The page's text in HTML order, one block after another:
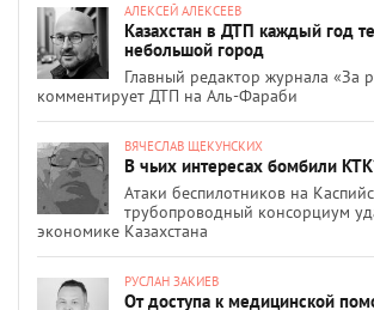
АЛЕКСЕЙ АЛЕКСЕЕВ
Казахстан в ДТП каждый год
небольшой город
Главный редактор журнала «За
комментирует ДТП на Аль-Фараби
ВЯЧЕСЛАВ ЩЕКУНСКИХ
В чьих интересах бомбили
Атаки беспилотников на
трубопроводный консорциум
экономике Казахстана
РУСЛАН ЗАКИЕВ
От доступа к медицинской